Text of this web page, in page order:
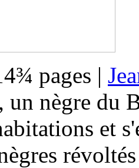
pages |
un nègre du
et